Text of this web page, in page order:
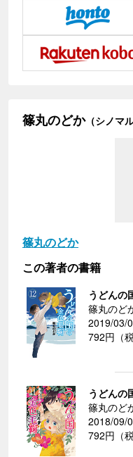
篠丸のどか（シノマ
篠丸のどか
この著者の書籍
うどんの
篠丸のど
2019/03/
792円（税
うどん
篠丸のど
2018/09/
792円（税